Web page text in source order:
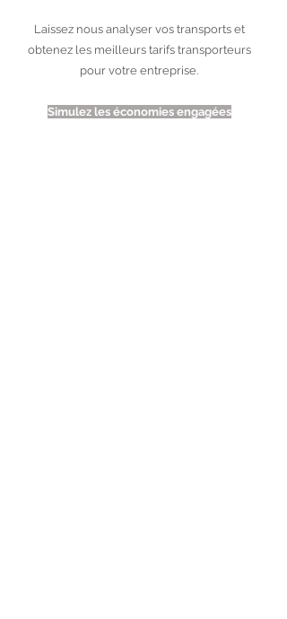
Laissez nous analyser vos transports et
obtenez les meilleurs tarifs transporteurs
pour votre entreprise.
Simulez les économies engagées